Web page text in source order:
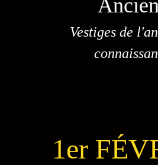
Vestiges de
1er